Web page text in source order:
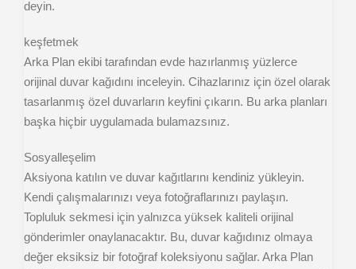
deyin.
keşfetmek
Arka Plan ekibi tarafından evde hazırlanmış yüzlerce
orijinal duvar kağıdını inceleyin. Cihazlarınız için özel olarak
tasarlanmış özel duvarların keyfini çıkarın. Bu arka planları
başka hiçbir uygulamada bulamazsınız.
Sosyalleşelim
Aksiyona katılın ve duvar kağıtlarını kendiniz yükleyin.
Kendi çalışmalarınızı veya fotoğraflarınızı paylaşın.
Topluluk sekmesi için yalnızca yüksek kaliteli orijinal
gönderimler onaylanacaktır. Bu, duvar kağıdınız olmaya
değer eksiksiz bir fotoğraf koleksiyonu sağlar. Arka Plan